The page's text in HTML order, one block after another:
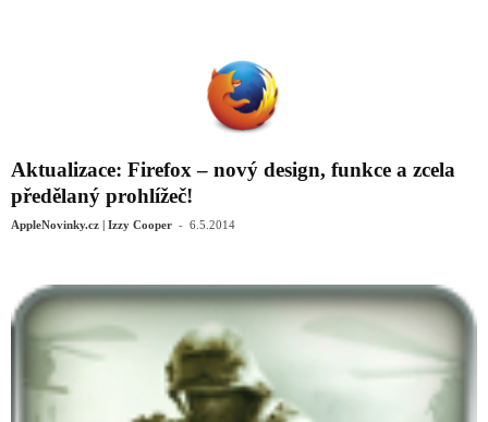
Aktualizace: Firefox – nový design, funkce a zcela
předělaný prohlížeč!
AppleNovinky.cz | Izzy Cooper - 6.5.2014